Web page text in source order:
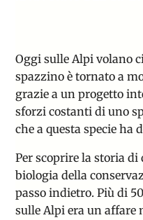
Oggi sulle Alpi volano
spazzino è tornato a
grazie a un progetto
sforzi costanti di uno
che a questa specie ha
Per scoprire la storia di
biologia della
passo indietro. Più di
sulle Alpi era un affare